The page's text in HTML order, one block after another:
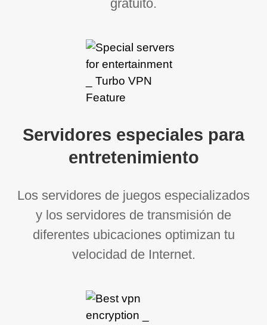
gratuito.
Servidores especiales para
entretenimiento
Los servidores de juegos especializados
y los servidores de transmisión de
diferentes ubicaciones optimizan tu
velocidad de Internet.